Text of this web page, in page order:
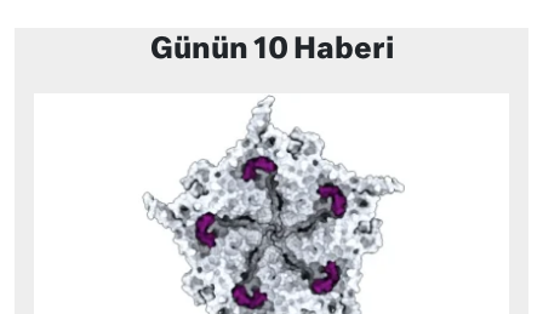
Günün 10 Haberi